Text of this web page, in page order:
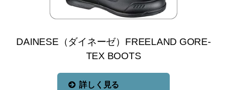
DAINESE（ダイネーゼ）FREELAND GORE-
TEX BOOTS
詳しく見る